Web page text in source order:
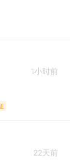
1小时前
22天前